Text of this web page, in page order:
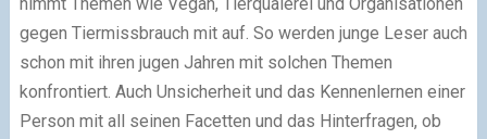
nimmt Themen wie Vegan, Tierquälerei und Organisationen
gegen Tiermissbrauch mit auf. So werden junge Leser auch
schon mit ihren jugen Jahren mit solchen Themen
konfrontiert. Auch Unsicherheit und das Kennenlernen einer
Person mit all seinen Facetten und das Hinterfragen, ob